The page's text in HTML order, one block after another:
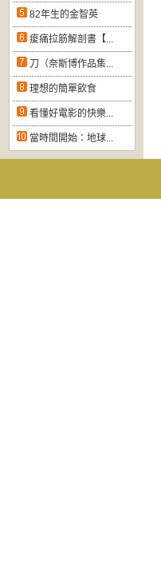
82年生的金智英
痠痛拉筋解剖書【...
刀（奈斯博作品集...
理想的簡單飲食
看懂好電影的快樂...
當時間開始：地球...